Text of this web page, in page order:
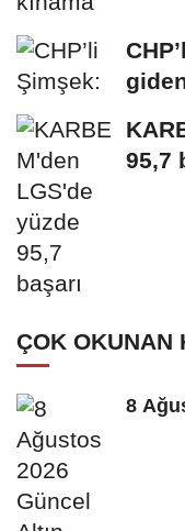
95,7
ÇOK OKUNAN
8